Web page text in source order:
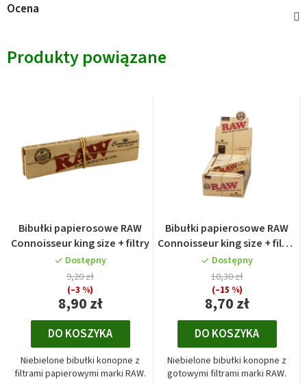
Ocena
Produkty powiązane
Bibułki papierosowe RAW
Connoisseur king size + filtry
Dostępny
8,90 zł
9,20 zł
(–3 %)
DO KOSZYKA
Niebielone bibułki konopne z
filtrami papierowymi marki RAW.
Bibułki papierosowe RAW
Connoisseur king size + filtry
gotowe skręcone
Dostępny
8,70 zł
10,30 zł
(–15 %)
DO KOSZYKA
Niebielone bibułki konopne z
gotowymi filtrami marki RAW.